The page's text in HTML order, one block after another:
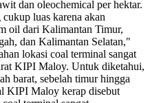
dan oleochemical per hektar.
luas karena akan
oil dari Kalimantan Timur,
dan Kalimantan Selatan,"
lokasi coal terminal sangat
KIPI Maloy. Untuk diketahui,
barat, sebelah timur hingga
KIPI Maloy kerap disebut